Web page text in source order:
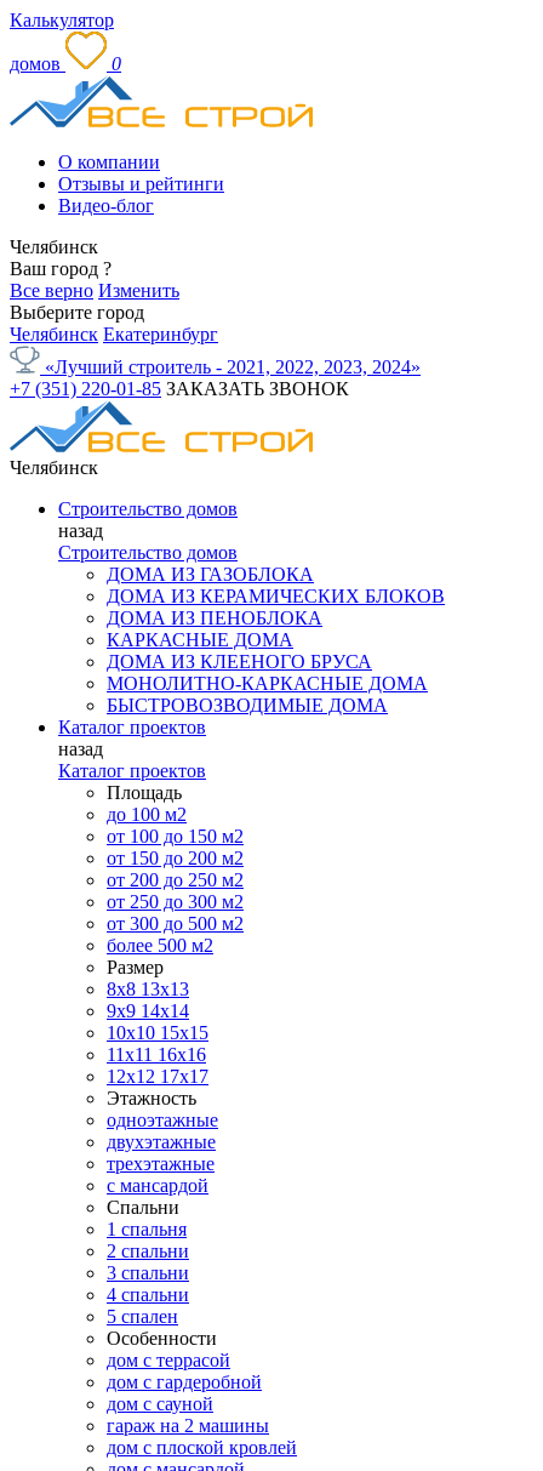
Калькулятор
домов 0
О компании
Отзывы и рейтинги
Видео-блог
Челябинск
Ваш город ?
Все верно Изменить
Выберите город
Челябинск Екатеринбург
«Лучший строитель - 2021, 2022, 2023, 2024»
+7 (351) 220-01-85 ЗАКАЗАТЬ ЗВОНОК
Челябинск
Строительство домов
назад
Строительство домов
ДОМА ИЗ ГАЗОБЛОКА
ДОМА ИЗ КЕРАМИЧЕСКИХ БЛОКОВ
ДОМА ИЗ ПЕНОБЛОКА
КАРКАСНЫЕ ДОМА
ДОМА ИЗ КЛЕЕНОГО БРУСА
МОНОЛИТНО-КАРКАСНЫЕ ДОМА
БЫСТРОВОЗВОДИМЫЕ ДОМА
Каталог проектов
назад
Каталог проектов
Площадь
до 100 м2
от 100 до 150 м2
от 150 до 200 м2
от 200 до 250 м2
от 250 до 300 м2
от 300 до 500 м2
более 500 м2
Размер
8х8 13х13
9х9 14х14
10х10 15х15
11x11 16х16
12х12 17х17
Этажность
одноэтажные
двухэтажные
трехэтажные
с мансардой
Спальни
1 спальня
2 спальни
3 спальни
4 спальни
5 спален
Особенности
дом с террасой
дом с гардеробной
дом с сауной
гараж на 2 машины
дом с плоской кровлей